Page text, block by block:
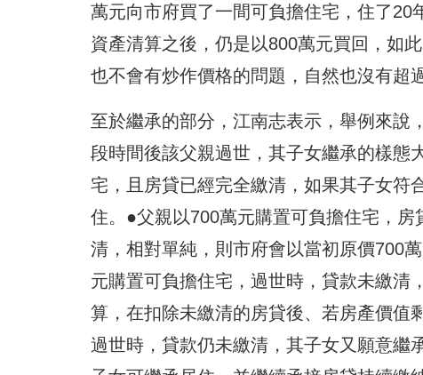
萬元向市府買了一間可負擔住宅，住了
資產清算之後，仍是以800萬元買回，如
也不會有炒作價格的問題，自然也沒有超
至於繼承的部分，江南志表示，舉例來說
段時間後該父親過世，其子女繼承的樣態
宅，且房貸已經完全繳清，如果其子女符
住。●父親以700萬元購置可負擔住宅，
清，相對單純，則市府會以當初原價700
元購置可負擔住宅，過世時，貸款未繳清
算，在扣除未繳清的房貸後、若房產價值
過世時，貸款仍未繳清，其子女又願意繼